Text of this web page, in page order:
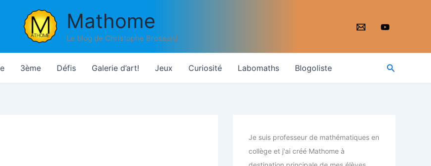
Mathome
Le blog de Christophe Brossard
3ème Défis Galerie d’art! Jeux Curiosité Labomaths Blogoliste
Je suis professeur de mathématiques en
collège et j'ai créé Mathome à